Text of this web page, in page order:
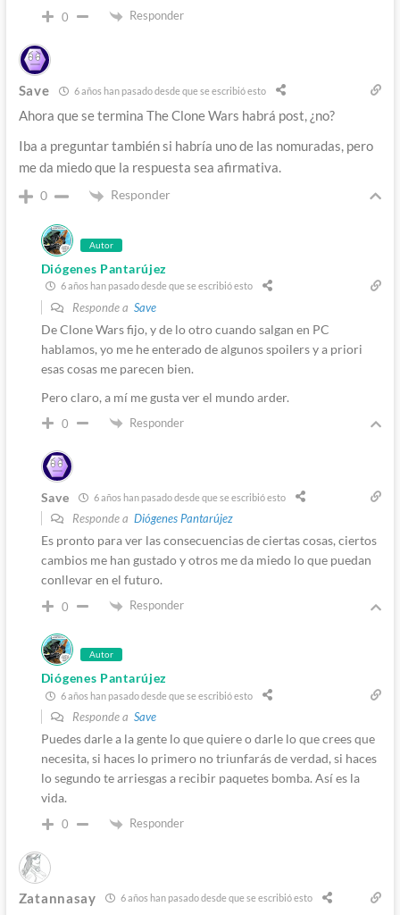
0 Responder
Save 6 años han pasado desde que se escribió esto
Ahora que se termina The Clone Wars habrá post, ¿no?
Iba a preguntar también si habría uno de las nomuradas, pero
me da miedo que la respuesta sea afirmativa.
0 Responder
Autor
Diógenes Pantarújez
6 años han pasado desde que se escribió esto
Responde a Save
De Clone Wars fijo, y de lo otro cuando salgan en PC
hablamos, yo me he enterado de algunos spoilers y a priori
esas cosas me parecen bien.
Pero claro, a mí me gusta ver el mundo arder.
0 Responder
Save 6 años han pasado desde que se escribió esto
Responde a Diógenes Pantarújez
Es pronto para ver las consecuencias de ciertas cosas, ciertos
cambios me han gustado y otros me da miedo lo que puedan
conllevar en el futuro.
0 Responder
Autor
Diógenes Pantarújez
6 años han pasado desde que se escribió esto
Responde a Save
Puedes darle a la gente lo que quiere o darle lo que crees que
necesita, si haces lo primero no triunfarás de verdad, si haces
lo segundo te arriesgas a recibir paquetes bomba. Así es la
vida.
0 Responder
Zatannasay 6 años han pasado desde que se escribió esto